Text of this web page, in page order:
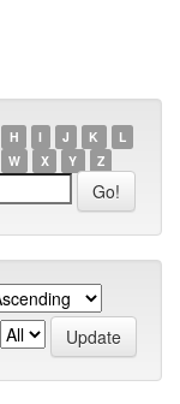
H I J K
L
W X Y Z